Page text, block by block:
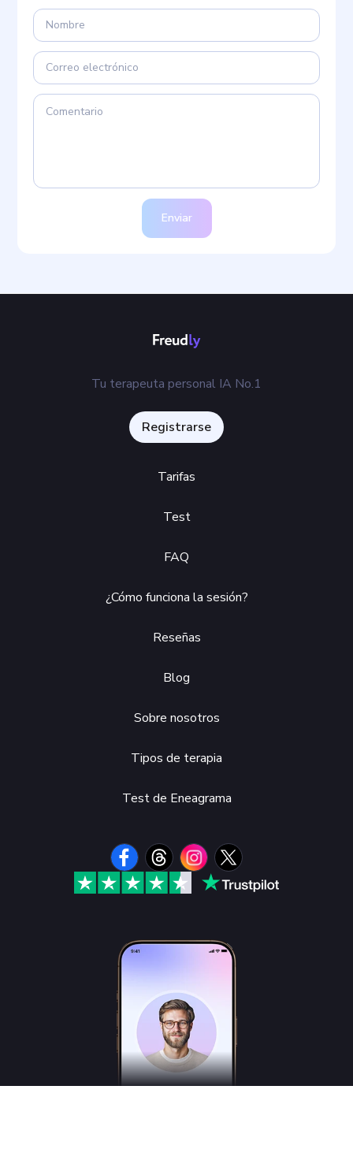
Enviar
Tu terapeuta personal IA No.1
Registrarse
Tarifas
Test
FAQ
¿Cómo funciona la sesión?
Reseñas
Blog
Sobre nosotros
Tipos de terapia
Test de Eneagrama